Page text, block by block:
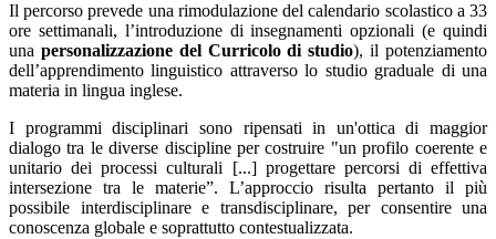
Il percorso prevede una rimodulazione del calendario scolastico a 33
ore settimanali, l’introduzione di insegnamenti opzionali (e quindi
una personalizzazione del Curricolo di studio), il potenziamento
dell’apprendimento linguistico attraverso lo studio graduale di una
materia in lingua inglese.
I programmi disciplinari sono ripensati in un'ottica di maggior
dialogo tra le diverse discipline per costruire "un profilo coerente e
unitario dei processi culturali [...] progettare percorsi di effettiva
intersezione tra le materie”. L’approccio risulta pertanto il più
possibile interdisciplinare e transdisciplinare, per consentire una
conoscenza globale e soprattutto contestualizzata.